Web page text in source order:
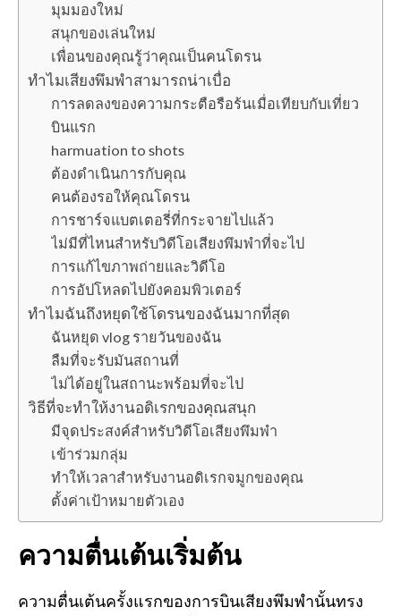
มุมมองใหม่
สนุกของเล่นใหม่
เพื่อนของคุณรู้ว่าคุณเป็นคนโดรน
ทำไมเสียงพึมพำสามารถน่าเบื่อ
การลดลงของความกระตือรือร้นเมื่อเทียบกับเที่ยว
บินแรก
harmuation to shots
ต้องดำเนินการกับคุณ
คนต้องรอให้คุณโดรน
การชาร์จแบตเตอรี่ที่กระจายไปแล้ว
ไม่มีที่ไหนสำหรับวิดีโอเสียงพึมพำที่จะไป
การแก้ไขภาพถ่ายและวิดีโอ
การอัปโหลดไปยังคอมพิวเตอร์
ทำไมฉันถึงหยุดใช้โดรนของฉันมากที่สุด
ฉันหยุด vlog รายวันของฉัน
ลืมที่จะรับมันสถานที่
ไม่ได้อยู่ในสถานะพร้อมที่จะไป
วิธีที่จะทำให้งานอดิเรกของคุณสนุก
มีจุดประสงค์สำหรับวิดีโอเสียงพึมพำ
เข้าร่วมกลุ่ม
ทำให้เวลาสำหรับงานอดิเรกจมูกของคุณ
ตั้งค่าเป้าหมายตัวเอง
ความตื่นเต้นเริ่มต้น
ความตื่นเต้นครั้งแรกของการบินเสียงพึมพำนั้นทรง